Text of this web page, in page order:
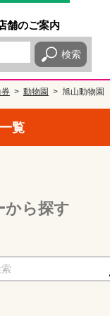
舗のご案内
検索
動物園 旭山動物園
覧
から探す